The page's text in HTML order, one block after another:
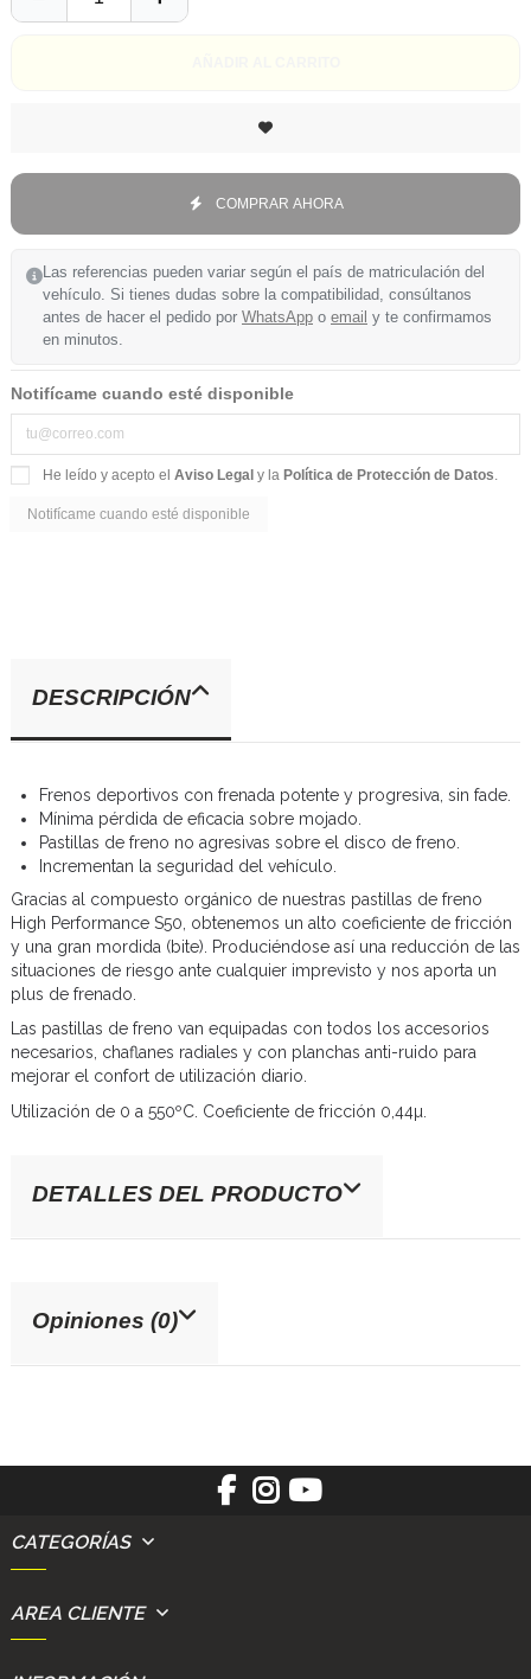
COMPRAR AHORA
Las referencias pueden variar según el país de matriculación del
vehículo. Si tienes dudas sobre la compatibilidad, consúltanos
antes de hacer el pedido por WhatsApp o email y te confirmamos
en minutos.
Notifícame cuando esté disponible
He leído y acepto el Aviso Legal y la Política de Protección de Datos
DESCRIPCIÓN
Frenos deportivos con frenada potente y progresiva, sin fade.
Mínima pérdida de eficacia sobre mojado.
Pastillas de freno no agresivas sobre el disco de freno.
Incrementan la seguridad del vehículo.
Gracias al compuesto orgánico de nuestras pastillas de freno
High Performance S50, obtenemos un alto coeficiente de fricción
y una gran mordida (bite). Produciéndose así una reducción de las
situaciones de riesgo ante cualquier imprevisto y nos aporta un
plus de frenado.
Las pastillas de freno van equipadas con todos los accesorios
necesarios, chaflanes radiales y con planchas anti-ruido para
mejorar el confort de utilización diario.
Utilización de 0 a 550ºC. Coeficiente de fricción 0,44µ.
DETALLES DEL PRODUCTO
Opiniones (0)
CATEGORÍAS
AREA CLIENTE